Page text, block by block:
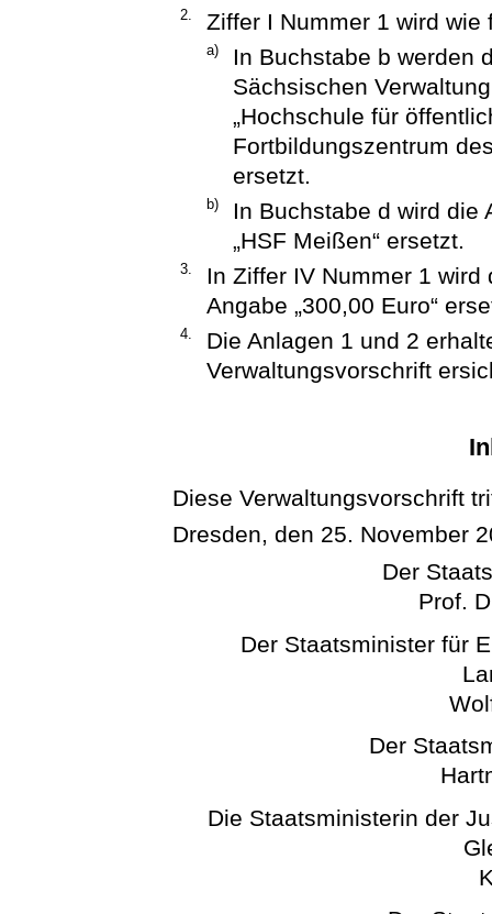
2. Ziffer I Nummer 1 wird wie
a)
In Buchstabe b werden
Sächsischen
„Hochschule für
Fortbildungszentrum
ersetzt.
b)
In Buchstabe d wird die
„HSF Meißen“ ersetzt.
3.
In Ziffer IV Nummer 1 wird
Angabe „300,00 Euro“
4.
Die Anlagen 1 und 2
Verwaltungsvorschrift
Diese Verwaltungsvorschrift
Dresden, den 25. November
Der
Prof.
Der Staatsminister für
Der
Die Staatsministerin der